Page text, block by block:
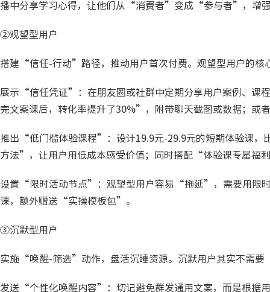
播中分享学习心得，让他们从“消费者”变成“参与者”，增
②观望型用户
搭建“信任-行动”路径，推动用户首次付费。观望型用户的
展示“信任凭证”：在朋友圈或社群中定期分享用户案例、课
完文案课后，转化率提升了30%”，附带聊天截图或数据；或
推出“低门槛体验课程”：设计19.9元-29.9元的短期体验课
方法”，让用户用低成本感受价值；同时搭配“体验课专属福
设置“限时活动节点”：观望型用户容易“拖延”，需要用限时
课，额外赠送“实操模板包”。
③沉默型用户
实施“唤醒-筛选”动作，盘活沉睡资源。沉默用户其实不需
发送“个性化唤醒内容”：切记避免群发通用文案，而是根据